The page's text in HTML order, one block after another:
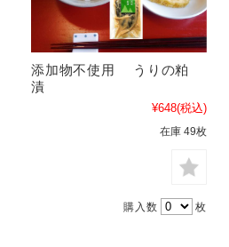
添加物不使用 うりの粕
漬
¥648(税込)
在庫 49枚
購入数 枚